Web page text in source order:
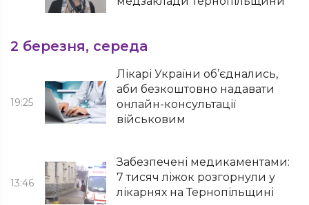
2 березня, середа
19:25
Лікарі України об’єднались,
аби безкоштовно надавати
онлайн-консультації
військовим
13:46
Забезпечені медикаментами:
7 тисяч ліжок розгорнули у
лікарнях на Тернопільщині